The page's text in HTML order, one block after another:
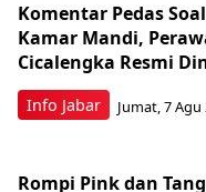
Info Jabar
Komentar Pedas
Kamar Mandi,
Cicalengka Resmi
Jumat, 7 Agu
Rompi Pink dan